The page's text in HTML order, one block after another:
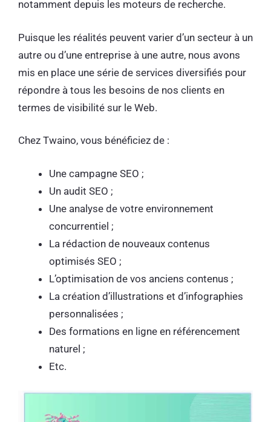
notamment depuis les moteurs de recherche.
Puisque les réalités peuvent varier d’un secteur à un
autre ou d’une entreprise à une autre, nous avons
mis en place une série de services diversifiés pour
répondre à tous les besoins de nos clients en
termes de visibilité sur le Web.
Chez Twaino, vous bénéficiez de :
Une campagne SEO ;
Un audit SEO ;
Une analyse de votre environnement
concurrentiel ;
La rédaction de nouveaux contenus
optimisés SEO ;
L’optimisation de vos anciens contenus ;
La création d’illustrations et d’infographies
personnalisées ;
Des formations en ligne en référencement
naturel ;
Etc.